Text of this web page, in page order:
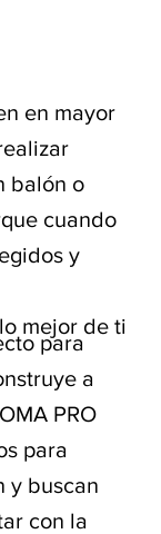
en mayor
balón o
cuando
y
mejor de ti
para
a
PRO
para
y buscan
con la